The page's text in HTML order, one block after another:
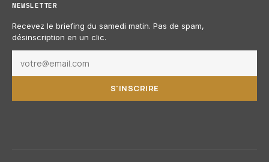
NEWSLETTER
Recevez le briefing du samedi matin. Pas de spam,
désinscription en un clic.
S'INSCRIRE